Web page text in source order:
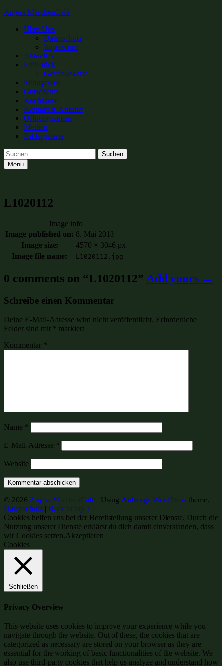
Anjess MärchenCafé
Primary
Über Uns
Datenschutz
Impressum
Aktuelles
Frühstück
Getränkekarte
Mittagessen
Gutscheine
Kochkurse
Kontakt & Anfahrt
Öffnungszeiten
Medien
Bildergalerie
Search
Suchen
nach:
Menu
L1020112
Image info
Image published on: 8. Mai 2018
Image size:
4570 × 3046 px
Image file name:
L1020112.jpg
0 comments on “L1020112” Add yours →
Schreibe einen Kommentar
Deine E-Mail-Adresse wird nicht veröffentlicht. Erforderliche
Felder sind mit * markiert
Kommentar *
Name *
E-Mail-Adresse *
Website
© 2026 Anjess MärchenCafé | Using Auberge WordPress theme. |
Datenschutz | Back to top ↑
Cookies helfen uns bei der Bereitstellung unserer Dienste. Durch die
Nutzung unserer Dienste erklärst du dich damit einverstanden, dass
wir Cookies setzen.Akzeptieren
Cookies
Schließen
Privacy Overview
This website uses cookies to improve your experience while you
navigate through the website. Out of these, the cookies that are
categorized as necessary are stored on your browser as they are
essential for the working of basic functionalities of the website. We
also use third-party cookies that help us analyze and understand how